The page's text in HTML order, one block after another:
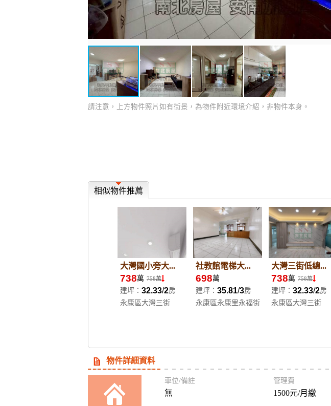
請注意，上方物件照片如有街景，為物件附近環境介紹，非物件本身。
相似物件推薦
大灣國小旁大...
738萬 758萬
建坪： 32.33 2房
永康區大灣三街
社教館電梯大...
698萬
建坪： 35.81 3房
永康區永康里永福街
大灣三街低總...
738萬 758萬
建坪： 32.33 2房
永康區大灣三街
物件詳細資料
車位/備註
無
管理費
1500元/月繳